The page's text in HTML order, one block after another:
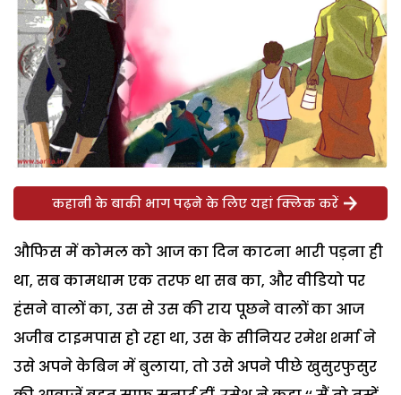
कहानी के बाकी भाग पढ़ने के लिए यहां क्लिक करें
औफिस में कोमल को आज का दिन काटना भारी पड़ना ही
था, सब कामधाम एक तरफ था सब का, और वीडियो पर
हंसने वालों का, उस से उस की राय पूछने वालों का आज
अजीब टाइमपास हो रहा था, उस के सीनियर रमेश शर्मा ने
उसे अपने केबिन में बुलाया, तो उसे अपने पीछे खुसुरफुसुर